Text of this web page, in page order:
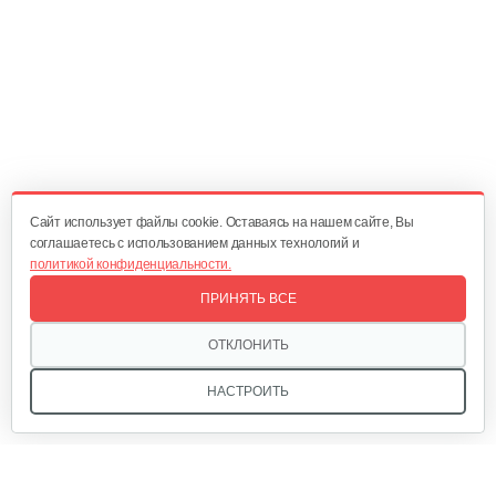
Cайт использует файлы cookie. Оставаясь на нашем сайте, Вы
соглашаетесь с использованием данных технологий и
политикой конфиденциальности.
НАСТРОИТЬ
ОТКЛОНИТЬ
ПРИНЯТЬ ВСЕ